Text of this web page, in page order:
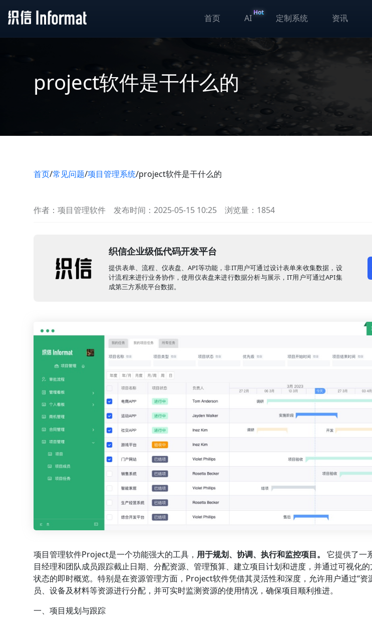
首页 AI
Hot
定制系统 资讯
project软件是干什么的
首页/常见问题/项目管理系统/project软件是干什么的
作者：项目管理软件 发布时间：2025-05-15 10:25 浏览量：1854
织信企业级低代码开发平台
提供表单、流程、仪表盘、API等功能，非IT用户可通过设计表单来收集数据，设
计流程来进行业务协作，使用仪表盘来进行数据分析与展示，IT用户可通过API集
成第三方系统平台数据。
项目管理软件Project是一个功能强大的工具， 用于规划、协调、执行和监控项目。
它提供了一
目经理和团队成员跟踪截止日期、分配资源、管理预算、建立项目计划和进度，并通过可视化的
状态的即时概览。特别是在资源管理方面，Project软件凭借其灵活性和深度，允许用户通过“资
员、设备及材料等资源进行分配，并可实时监测资源的使用情况，确保项目顺利推进。
一、项目规划与跟踪